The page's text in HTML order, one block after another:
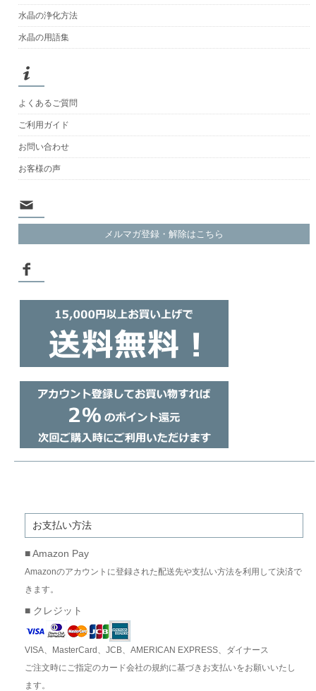
水晶の浄化方法
水晶の用語集
よくあるご質問
ご利用ガイド
お問い合わせ
お客様の声
メルマガ登録・解除はこちら
お支払い方法
■ Amazon Pay
Amazonのアカウントに登録された配送先や支払い方法を利用して決済で
きます。
■ クレジット
VISA、MasterCard、JCB、AMERICAN EXPRESS、ダイナース
ご注文時にご指定のカード会社の規約に基づきお支払いをお願いいたし
ます。